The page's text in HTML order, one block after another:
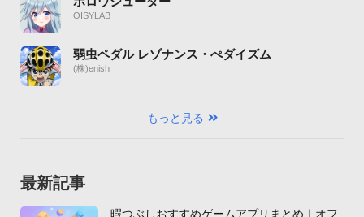
OISYLAB
弱虫ペダル レゾナンス・ぺダイズム
(株)enish
もっと見る
最新記事
暇つぶしおすすめゲームアプリまとめ｜オフ